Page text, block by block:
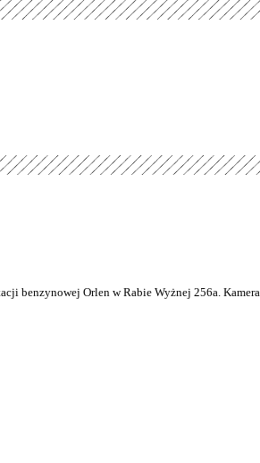
benzynowej Orlen w Rabie Wyżnej 256a.